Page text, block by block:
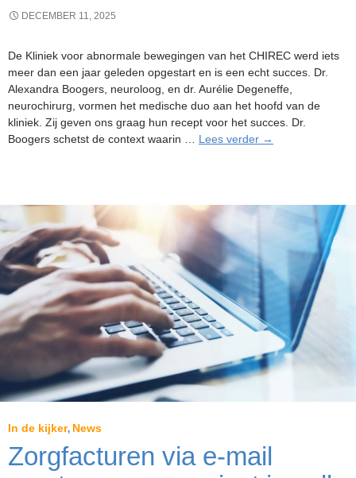
DECEMBER 11, 2025
De Kliniek voor abnormale bewegingen van het CHIREC werd iets
meer dan een jaar geleden opgestart en is een echt succes. Dr.
Alexandra Boogers, neuroloog, en dr. Aurélie Degeneffe,
neurochirurg, vormen het medische duo aan het hoofd van de
kliniek. Zij geven ons graag hun recept voor het succes. Dr.
Boogers schetst de context waarin … Lees verder Succes
voor
abnormale
bewegingen
het
CHIREC
→
In de kijker, News
Zorgfacturen via e-mail